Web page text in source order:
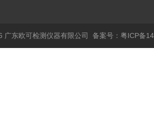
广东欧可检测仪器有限公司 备案号：粤ICP备